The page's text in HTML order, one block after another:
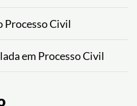
Processo Civil
em Processo Civil